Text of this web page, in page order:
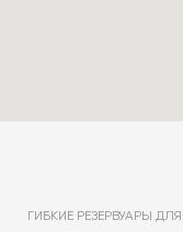
ГИБКИЕ РЕЗЕРВУАРЫ